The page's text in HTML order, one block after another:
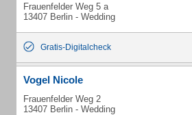
Frauenfelder Weg 5 a
13407 Berlin - Wedding
Gratis-Digitalcheck
Vogel Nicole
Frauenfelder Weg 2
13407 Berlin - Wedding